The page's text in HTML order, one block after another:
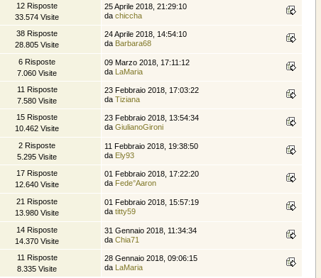
12 Risposte
33.574 Visite
25 Aprile 2018, 21:29:10
da chiccha
38 Risposte
28.805 Visite
24 Aprile 2018, 14:54:10
da Barbara68
6 Risposte
7.060 Visite
09 Marzo 2018, 17:11:12
da LaMaria
11 Risposte
7.580 Visite
23 Febbraio 2018, 17:03:22
da Tiziana
15 Risposte
10.462 Visite
23 Febbraio 2018, 13:54:34
da GiulianoGironi
2 Risposte
5.295 Visite
11 Febbraio 2018, 19:38:50
da Ely93
17 Risposte
12.640 Visite
01 Febbraio 2018, 17:22:20
da Fede°Aaron
21 Risposte
13.980 Visite
01 Febbraio 2018, 15:57:19
da titty59
14 Risposte
14.370 Visite
31 Gennaio 2018, 11:34:34
da Chia71
11 Risposte
8.335 Visite
28 Gennaio 2018, 09:06:15
da LaMaria